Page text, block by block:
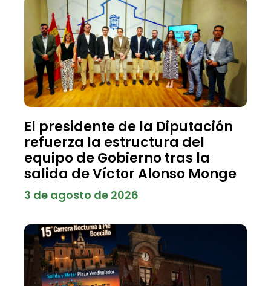
El presidente de la Diputación
refuerza la estructura del
equipo de Gobierno tras la
salida de Víctor Alonso Monge
3 de agosto de 2026